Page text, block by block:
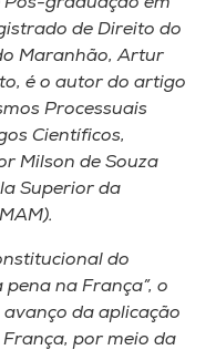
de Direito do
Maranhão, Artur
é o autor do artigo
Processuais
Científicos,
Milson de Souza
Superior da
do
na França”, o
da aplicação
por meio da